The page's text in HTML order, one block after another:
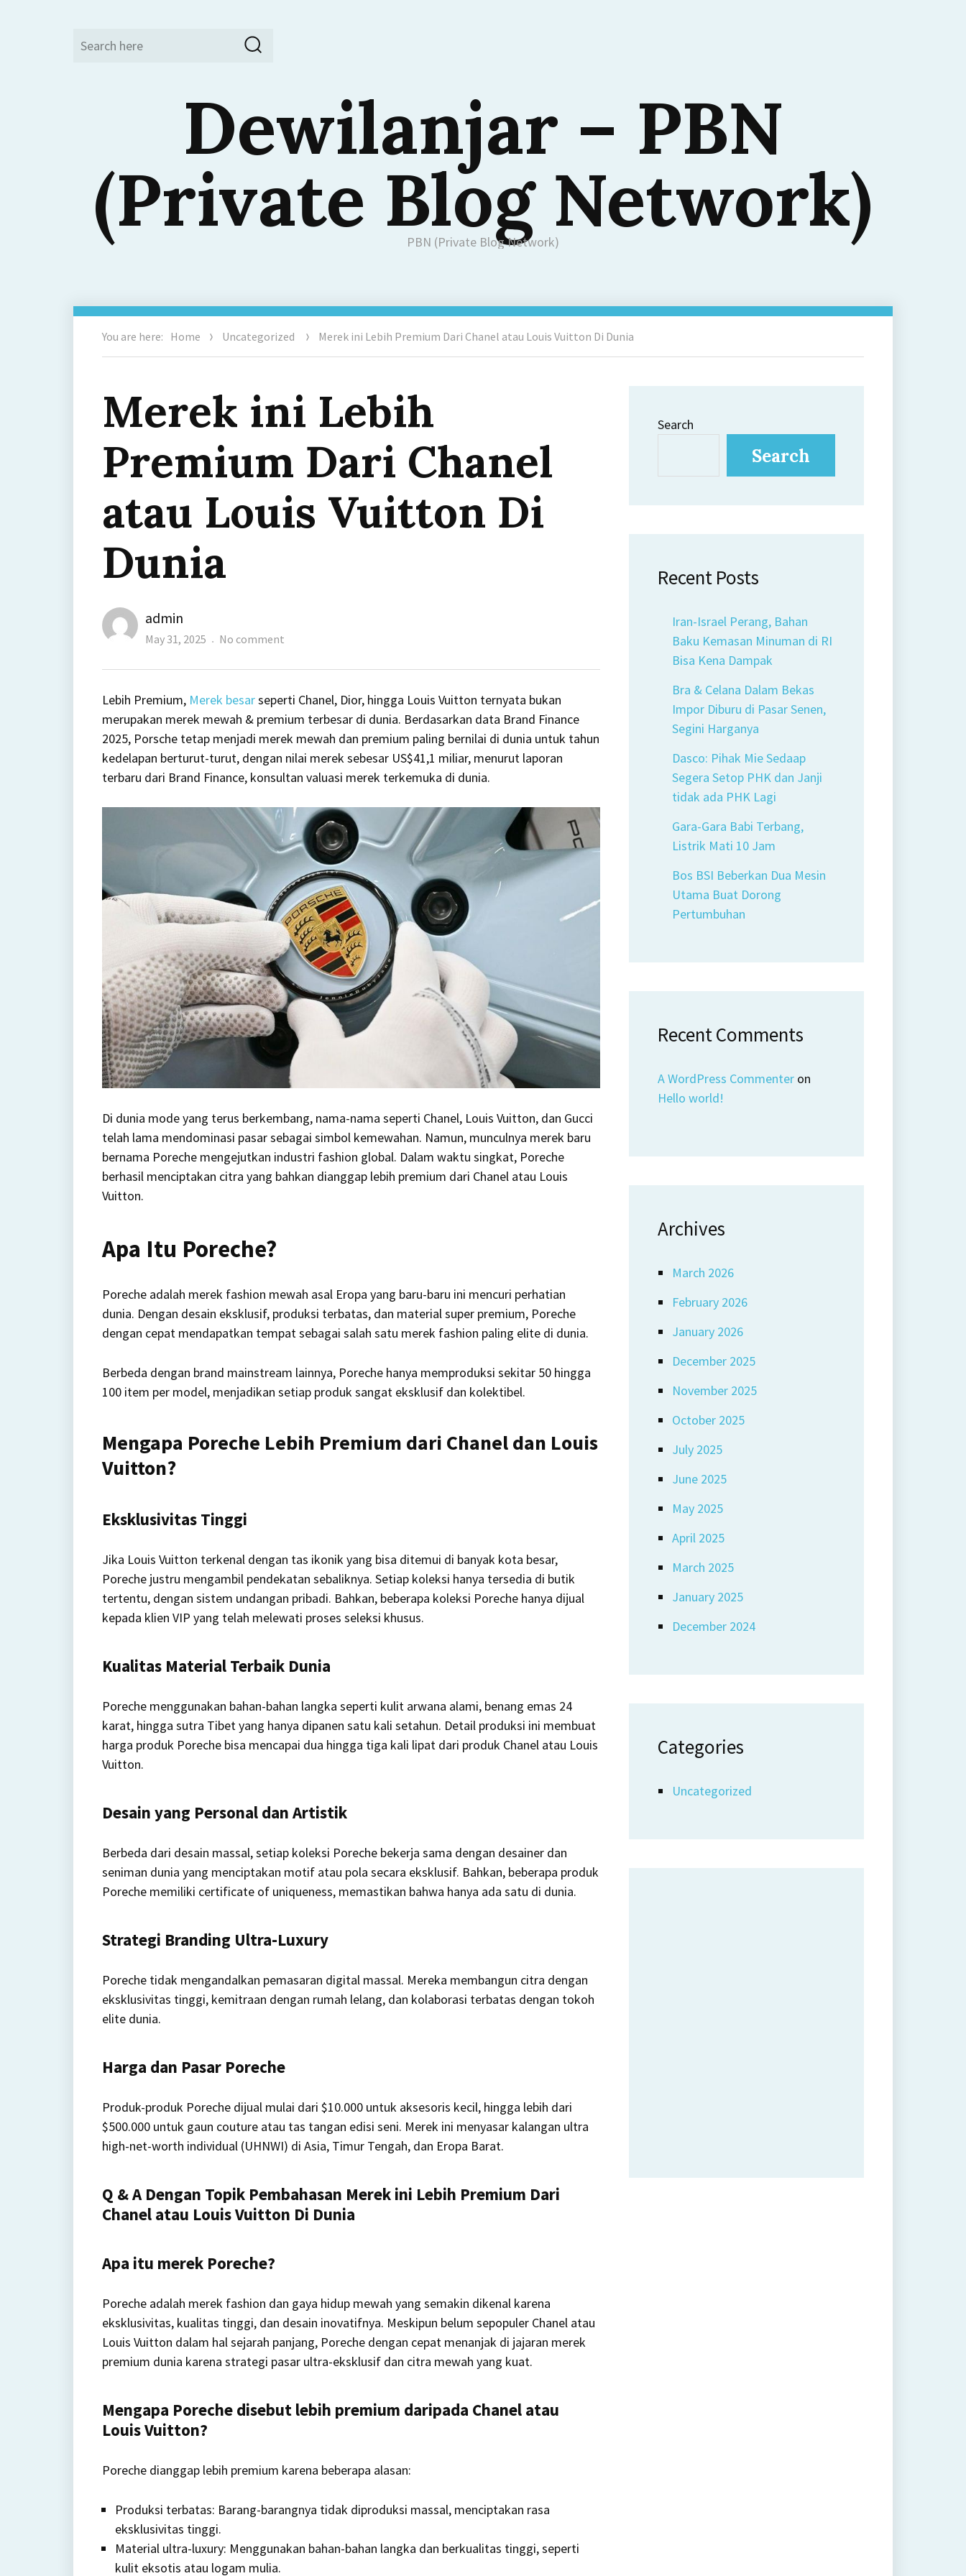
Search
Dewilanjar – PBN
(Private Blog Network)
PBN (Private Blog Network)
You are here: Home Uncategorized Merek ini Lebih Premium Dari Chanel atau Louis Vuitton Di Dunia
Merek ini Lebih
Premium Dari Chanel
atau Louis Vuitton Di
Dunia
Author
admin
Posted
May 31, 2025 No comment
Lebih
Premium
Dari
Chanel
atau
Vuitton
Di
Dunia
Lebih Premium, Merek besarseperti Chanel, Dior, hingga Louis Vuitton ternyata bukan
merupakan merek mewah & premium terbesar di dunia. Berdasarkan data Brand Finance
2025, Porsche tetap menjadi merek mewah dan premium paling bernilai di dunia untuk tahun
kedelapan berturut-turut, dengan nilai merek sebesar US$41,1 miliar, menurut laporan
terbaru dari Brand Finance, konsultan valuasi merek terkemuka di dunia.
Di dunia mode yang terus berkembang, nama-nama seperti Chanel, Louis Vuitton, dan Gucci
telah lama mendominasi pasar sebagai simbol kemewahan. Namun, munculnya merek baru
bernama Poreche mengejutkan industri fashion global. Dalam waktu singkat, Poreche
berhasil menciptakan citra yang bahkan dianggap lebih premium dari Chanel atau Louis
Vuitton.
Apa Itu Poreche?
Poreche adalah merek fashion mewah asal Eropa yang baru-baru ini mencuri perhatian
dunia. Dengan desain eksklusif, produksi terbatas, dan material super premium, Poreche
dengan cepat mendapatkan tempat sebagai salah satu merek fashion paling elite di dunia.
Berbeda dengan brand mainstream lainnya, Poreche hanya memproduksi sekitar 50 hingga
100 item per model, menjadikan setiap produk sangat eksklusif dan kolektibel.
Mengapa Poreche Lebih Premium dari Chanel dan Louis
Vuitton?
Eksklusivitas Tinggi
Jika Louis Vuitton terkenal dengan tas ikonik yang bisa ditemui di banyak kota besar,
Poreche justru mengambil pendekatan sebaliknya. Setiap koleksi hanya tersedia di butik
tertentu, dengan sistem undangan pribadi. Bahkan, beberapa koleksi Poreche hanya dijual
kepada klien VIP yang telah melewati proses seleksi khusus.
Kualitas Material Terbaik Dunia
Poreche menggunakan bahan-bahan langka seperti kulit arwana alami, benang emas 24
karat, hingga sutra Tibet yang hanya dipanen satu kali setahun. Detail produksi ini membuat
harga produk Poreche bisa mencapai dua hingga tiga kali lipat dari produk Chanel atau Louis
Vuitton.
Desain yang Personal dan Artistik
Berbeda dari desain massal, setiap koleksi Poreche bekerja sama dengan desainer dan
seniman dunia yang menciptakan motif atau pola secara eksklusif. Bahkan, beberapa produk
Poreche memiliki certificate of uniqueness, memastikan bahwa hanya ada satu di dunia.
Strategi Branding Ultra-Luxury
Poreche tidak mengandalkan pemasaran digital massal. Mereka membangun citra dengan
eksklusivitas tinggi, kemitraan dengan rumah lelang, dan kolaborasi terbatas dengan tokoh
elite dunia.
Harga dan Pasar Poreche
Produk-produk Poreche dijual mulai dari $10.000 untuk aksesoris kecil, hingga lebih dari
$500.000 untuk gaun couture atau tas tangan edisi seni. Merek ini menyasar kalangan ultra
high-net-worth individual (UHNWI) di Asia, Timur Tengah, dan Eropa Barat.
Q & A Dengan Topik Pembahasan Merek ini Lebih Premium Dari
Chanel atau Louis Vuitton Di Dunia
Apa itu merek Poreche?
Poreche adalah merek fashion dan gaya hidup mewah yang semakin dikenal karena
eksklusivitas, kualitas tinggi, dan desain inovatifnya. Meskipun belum sepopuler Chanel atau
Louis Vuitton dalam hal sejarah panjang, Poreche dengan cepat menanjak di jajaran merek
premium dunia karena strategi pasar ultra-eksklusif dan citra mewah yang kuat.
Mengapa Poreche disebut lebih premium daripada Chanel atau
Louis Vuitton?
Poreche dianggap lebih premium karena beberapa alasan:
Produksi terbatas: Barang-barangnya tidak diproduksi massal, menciptakan rasa
eksklusivitas tinggi.
Material ultra-luxury: Menggunakan bahan-bahan langka dan berkualitas tinggi, seperti
kulit eksotis atau logam mulia.
Search
Search
Recent Posts
Iran-Israel Perang, Bahan
Baku Kemasan Minuman di RI
Bisa Kena Dampak
Bra & Celana Dalam Bekas
Impor Diburu di Pasar Senen,
Segini Harganya
Dasco: Pihak Mie Sedaap
Segera Setop PHK dan Janji
tidak ada PHK Lagi
Gara-Gara Babi Terbang,
Listrik Mati 10 Jam
Bos BSI Beberkan Dua Mesin
Utama Buat Dorong
Pertumbuhan
Recent Comments
A WordPress Commenter on
Hello world!
Archives
March 2026
February 2026
January 2026
December 2025
November 2025
October 2025
July 2025
June 2025
May 2025
April 2025
March 2025
January 2025
December 2024
Categories
Uncategorized